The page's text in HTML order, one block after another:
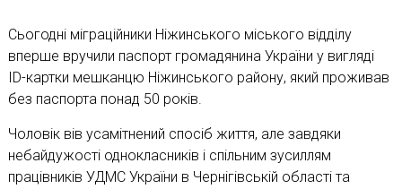
Сьогодні міграційники Ніжинського міського відділу
вперше вручили паспорт громадянина України у вигляді
ID-картки мешканцю Ніжинського району, який проживав
без паспорта понад 50 років.
Чоловік вів усамітнений спосіб життя, але завдяки
небайдужості однокласників і спільним зусиллям
працівників УДМС України в Чернігівській області та